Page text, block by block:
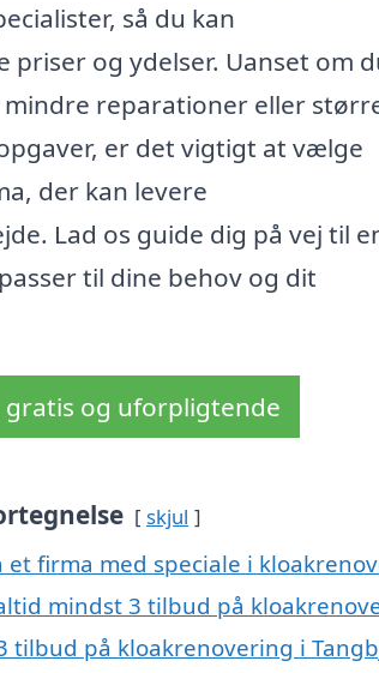
så du kan
priser og ydelser. Uanset om
reparationer eller
er det vigtigt at vælge
der kan levere
Lad os guide dig på vej til
til dine behov og dit
gratis og uforpligtende
skjul
et firma med speciale i
mindst 3 tilbud på
tilbud på kloakrenovering i